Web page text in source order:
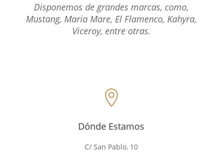
Disponemos de grandes marcas, como,
Mustang, Maria Mare, El Flamenco, Kahyra,
Viceroy, entre otras.

Dónde Estamos
C/ San Pablo, 10